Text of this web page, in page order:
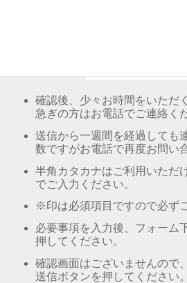
確認後、少々お時間をいただ
急ぎの方はお電話でご連絡く
送信から一週間を経過しても
数ですがお電話で再度お問い
半角カタカナはご利用いただ
でご入力ください。
※印は必須項目ですので必ず
必要事項を入力後、フォーム
押してください。
確認画面はございませんので
送信ボタンを押してください。